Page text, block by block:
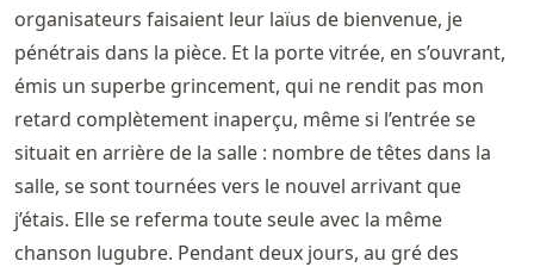
organisateurs faisaient leur laïus de bienvenue, je
pénétrais dans la pièce. Et la porte vitrée, en s’ouvrant,
émis un superbe grincement, qui ne rendit pas mon
retard complètement inaperçu, même si l’entrée se
situait en arrière de la salle : nombre de têtes dans la
salle, se sont tournées vers le nouvel arrivant que
j’étais. Elle se referma toute seule avec la même
chanson lugubre. Pendant deux jours, au gré des